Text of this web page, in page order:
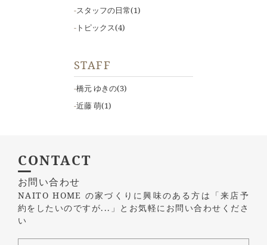
スタッフの日常(1)
トピックス(4)
STAFF
橋元 ゆきの(3)
近藤 萌(1)
CONTACT
お問い合わせ
NAITO HOME の家づくりに興味のある方は 「来店予
約をしたいのですが...」とお気軽にお問い合わせくださ
い